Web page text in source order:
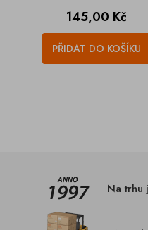
Cena
145,00 Kč
PŘIDAT DO KOŠÍKU
Na trhu